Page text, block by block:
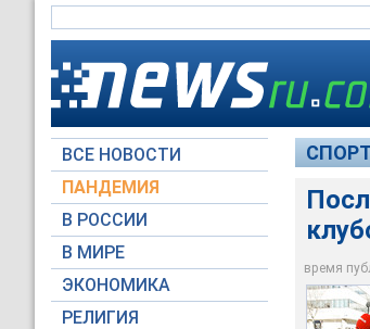
ВСЕ НОВОСТИ
ПАНДЕМИЯ
В РОССИИ
В МИРЕ
ЭКОНОМИКА
РЕЛИГИЯ
СПОРТ
время
С
ЧМ-